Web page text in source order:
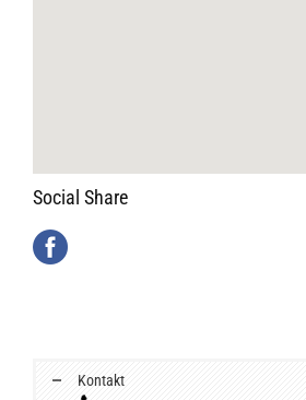
Social Share
Kontakt